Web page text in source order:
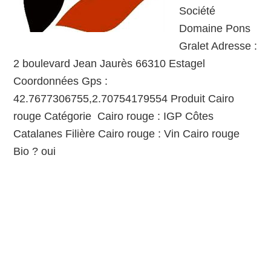
Société
Domaine Pons
Gralet Adresse :
2 boulevard Jean Jaurès 66310 Estagel
Coordonnées Gps :
42.7677306755,2.70754179554 Produit Cairo
rouge Catégorie Cairo rouge : IGP Côtes
Catalanes Filière Cairo rouge : Vin Cairo rouge
Bio ? oui